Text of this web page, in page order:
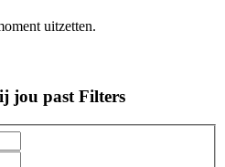
uitzetten.
jou past Filters